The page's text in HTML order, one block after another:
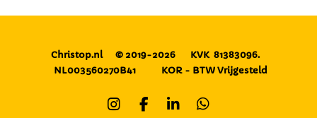
Christop.nl © 2019-2026
KVK 81383096.
NL003560270B41 KOR - BTW Vrijgesteld
I
F
L
W